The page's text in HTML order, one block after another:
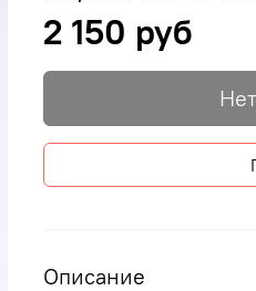
2 150 руб
Описание